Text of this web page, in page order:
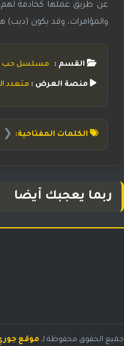
عن طريق عملها كخادمة
والمؤامرات، وقد يكون (ديب)
القسم : مسلسل حب
منصة العرض : متعدد
الكلمات المفتاحية: ❮
ربما يعجبك أيضا
جميع الحقوق محفوظة لـ موقع